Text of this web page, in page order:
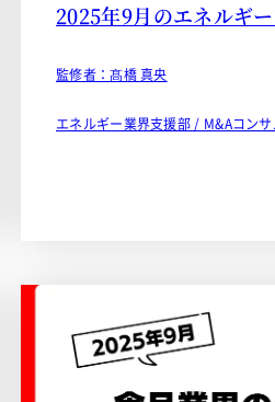
2025年9月のエネルギ
監修者：髙橋 真央
エネルギー業界支援部 / M&Aコン